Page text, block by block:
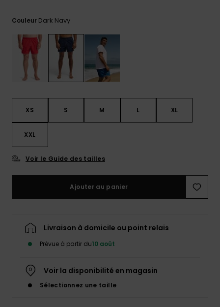
les plus
fréquentes
formulaire
de
contact.
la FAQ
Couleur Dark Navy
XS S M L XL
XXL
Voir le Guide des tailles
Ajouter au panier
Livraison à domicile ou point relais
Prévue à partir du10 août
Voir la disponibilité en magasin
Sélectionnez une taille